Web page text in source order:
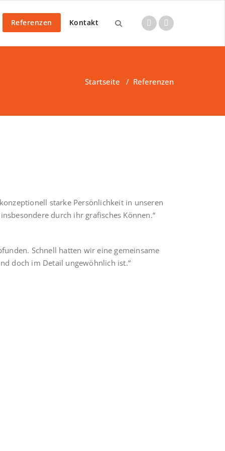
Referenzen Kontakt
Startseite / Referenzen
starke Persönlichkeit in unseren
durch ihr grafisches Können.“
Schnell hatten wir eine gemeinsame
doch im Detail ungewöhnlich ist.“